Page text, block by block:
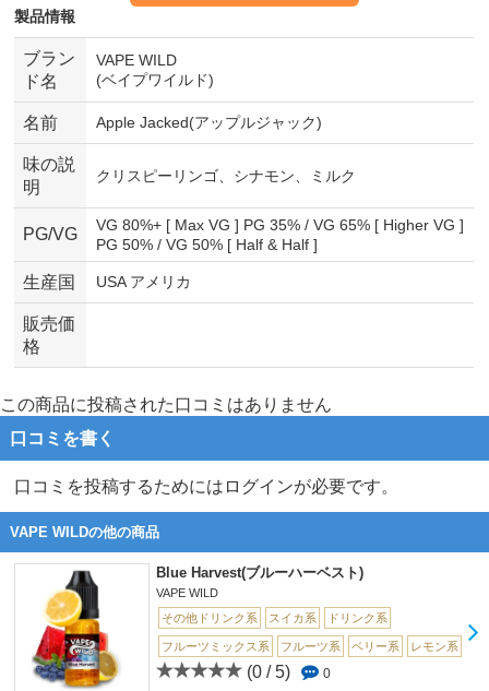
製品情報
ブラン
ド名
VAPE WILD
(ベイプワイルド)
名前 Apple Jacked(アップルジャック)
味の説
明
クリスピーリンゴ、シナモン、ミルク
PG/VG
VG 80%+ [ Max VG ] PG 35% / VG 65% [ Higher VG ]
PG 50% / VG 50% [ Half & Half ]
生産国 USA アメリカ
販売価
格
この商品に投稿された口コミはありません
口コミを書く
口コミを投稿するためにはログインが必要です。
VAPE WILDの他の商品
Blue Harvest(ブルーハーベスト)
VAPE WILD
その他ドリンク系
スイカ系 ドリンク系
フルーツミックス系 フルーツ系 ベリー系 レモン系
(0 / 5) 0